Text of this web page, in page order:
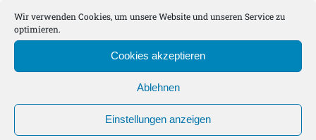
Wir verwenden Cookies, um unsere Website und unseren Service zu
optimieren.
Cookies akzeptieren
Ablehnen
Einstellungen anzeigen
Kommentar